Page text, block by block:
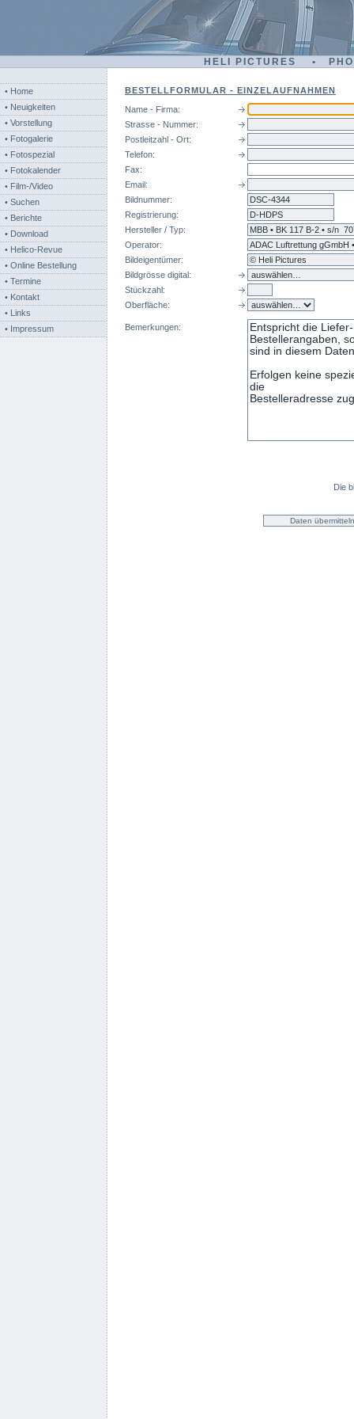
HELI PICTURES •
• Home
• Neuigkeiten
• Vorstellung
• Fotogalerie
• Fotospezial
• Fotokalender
• Film-/Video
• Suchen
• Berichte
• Download
• Helico-Revue
• Online Bestellung
• Termine
• Kontakt
• Links
• Impressum
BESTELLFORMULAR - EINZELAUFNAHMEN
Name - Firma:
Strasse - Nummer:
Postleitzahl - Ort:
Telefon:
Fax:
Email:
Bildnummer:
Registrierung:
Hersteller / Typ:
Operator:
Bildeigentümer:
Bildgrösse digital:
Stückzahl:
Oberfläche:
Bemerkungen:
Die